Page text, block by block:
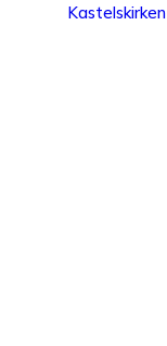
Kastelskirken